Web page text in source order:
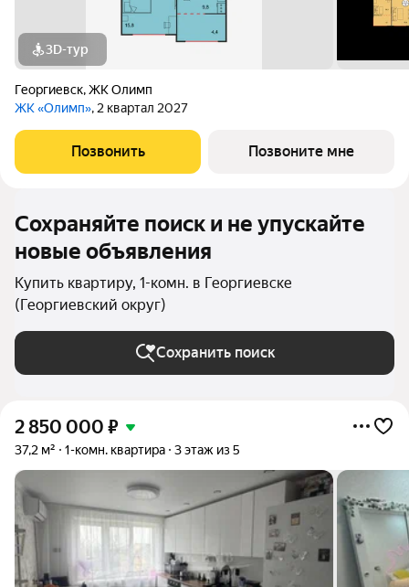
3D-тур
Георгиевск,ЖК Олимп
ЖК «Олимп», 2 квартал 2027
Позвонить Позвоните мне
Сохраняйте поиск и не упускайте
новые объявления
Купить квартиру, 1-комн. в Георгиевске
(Георгиевский округ)
Сохранить поиск
2 850 000 ₽
37,2 м² 1-комн. квартира 3 этаж из 5